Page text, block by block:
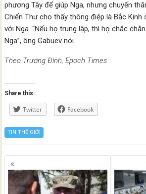
phương Tây để giúp Nga, nhưng chuyến
Chiến Thư cho thấy thông điệp là Bắc Kinh
với Nga. “Nếu họ trung lập, thì họ chắc
Nga”, ông Gabuev nói.
Theo Trương Đình, Epoch Times
Share this:
Twitter Facebook
TIN THẾ GIỚI
Posts
navigation